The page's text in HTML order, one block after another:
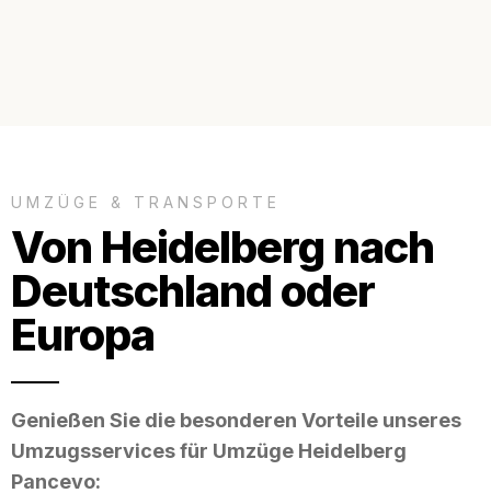
UMZÜGE & TRANSPORTE
Von Heidelberg nach
Deutschland oder
Europa
Genießen Sie die besonderen Vorteile unseres
Umzugsservices für Umzüge Heidelberg
Pancevo: